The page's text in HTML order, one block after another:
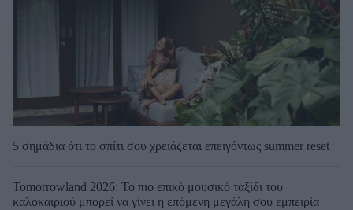
5 σημάδια ότι το σπίτι σου χρειάζεται επειγόντως summer reset
Tomorrowland 2026: Το πιο επικό μουσικό ταξίδι του
καλοκαιριού μπορεί να γίνει η επόμενη μεγάλη σου εμπειρία